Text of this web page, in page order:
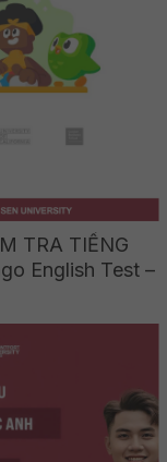
TRA TIẾNG
English Test –